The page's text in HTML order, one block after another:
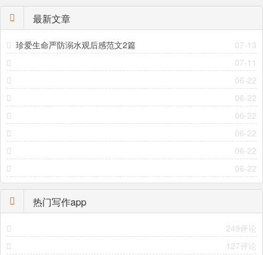
最新文章
07-13
珍爱生命严防溺水观后感范文2篇
07-11
06-22
06-22
06-22
06-22
06-22
06-22
热门写作app
249评论
127评论